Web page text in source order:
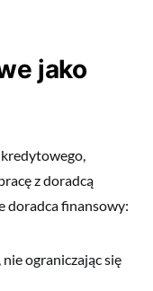
jako
z doradcą
doradca finansowy:
ograniczając się